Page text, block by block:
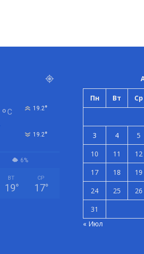
°C 19.2°
19.2°
6%
ВТ
19°
СР
17°
Пн Вт Ср
3
4 5
10
11 12
17
18 19
24
25 26
31
« Июл